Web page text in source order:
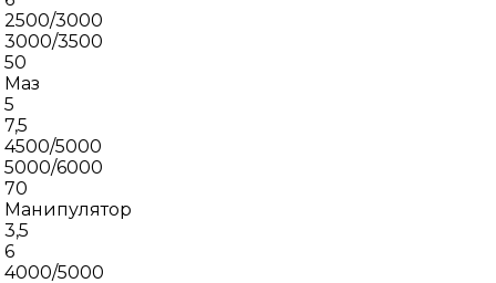
2500/3000
3000/3500
50
Маз
5
7,5
4500/5000
5000/6000
70
Манипулятор
3,5
6
4000/5000